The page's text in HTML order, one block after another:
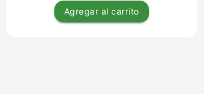
Agregar al carrito